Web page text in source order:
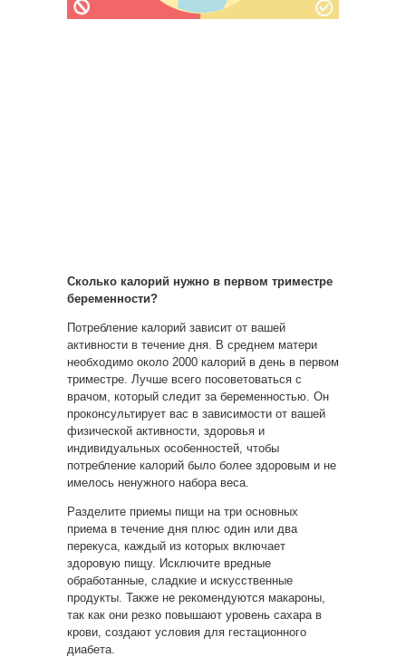
Сколько калорий нужно в первом триместре
беременности?
Потребление калорий зависит от вашей
активности в течение дня. В среднем матери
необходимо около 2000 калорий в день в первом
триместре. Лучше всего посоветоваться с
врачом, который следит за беременностью. Он
проконсультирует вас в зависимости от вашей
физической активности, здоровья и
индивидуальных особенностей, чтобы
потребление калорий было более здоровым и не
имелось ненужного набора веса.
Разделите приемы пищи на три основных
приема в течение дня плюс один или два
перекуса, каждый из которых включает
здоровую пищу. Исключите вредные
обработанные, сладкие и искусственные
продукты. Также не рекомендуются макароны,
так как они резко повышают уровень сахара в
крови, создают условия для гестационного
диабета.